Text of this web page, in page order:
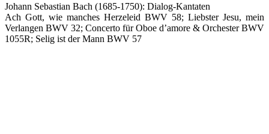
Johann Sebastian Bach (1685-1750): Dialog-Kantaten
Ach Gott, wie manches Herzeleid BWV 58; Liebster Jesu, mein
Verlangen BWV 32; Concerto für Oboe d’amore & Orchester BWV
1055R; Selig ist der Mann BWV 57